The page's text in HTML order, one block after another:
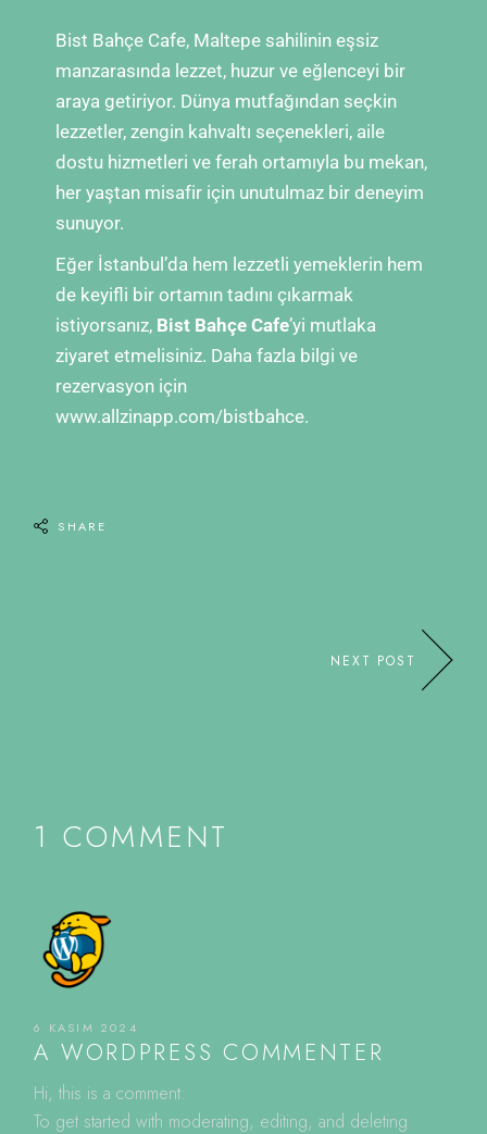
Bist Bahçe Cafe, Maltepe sahilinin eşsiz
manzarasında lezzet, huzur ve eğlenceyi bir
araya getiriyor. Dünya mutfağından seçkin
lezzetler, zengin kahvaltı seçenekleri, aile
dostu hizmetleri ve ferah ortamıyla bu mekan,
her yaştan misafir için unutulmaz bir deneyim
sunuyor.
Eğer İstanbul’da hem lezzetli yemeklerin hem
de keyifli bir ortamın tadını çıkarmak
istiyorsanız, Bist Bahçe Cafe’yi mutlaka
ziyaret etmelisiniz. Daha fazla bilgi ve
rezervasyon için
www.allzinapp.com/bistbahce.
SHARE
NEXT POST
1 COMMENT
6 KASIM 2024
A WORDPRESS COMMENTER
Hi, this is a comment.
To get started with moderating, editing, and deleting